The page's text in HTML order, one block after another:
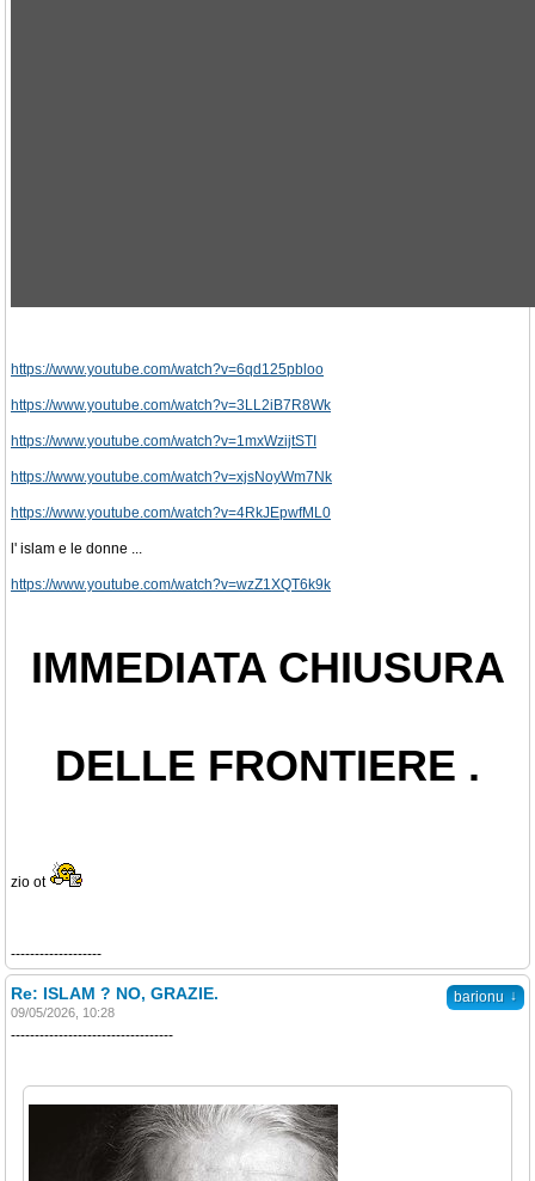
https://www.youtube.com/watch?v=6qd125pbloo
https://www.youtube.com/watch?v=3LL2iB7R8Wk
https://www.youtube.com/watch?v=1mxWzijtSTI
https://www.youtube.com/watch?v=xjsNoyWm7Nk
https://www.youtube.com/watch?v=4RkJEpwfML0
l' islam e le donne ...
https://www.youtube.com/watch?v=wzZ1XQT6k9k
IMMEDIATA CHIUSURA
DELLE FRONTIERE .
zio ot
-------------------
barionu ↓
Re: ISLAM ? NO, GRAZIE.
09/05/2026, 10:28
----------------------------------